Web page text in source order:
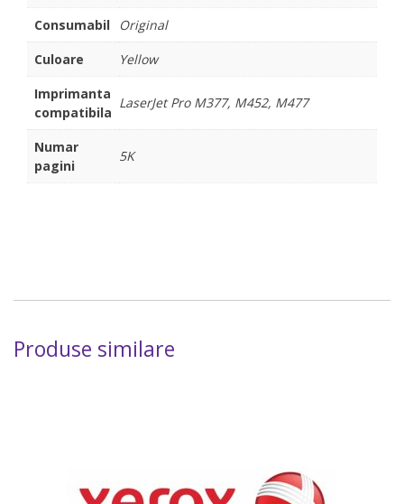
Consumabil
Original
Culoare
Yellow
Imprimanta
compatibila
LaserJet Pro M377, M452, M477
Numar
pagini
5K
Produse similare